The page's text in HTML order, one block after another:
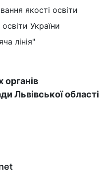
якості освіти
України
лінія"
органів
Львівської області